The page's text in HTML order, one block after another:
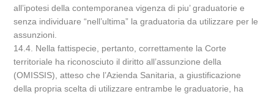
all’ipotesi della contemporanea vigenza di piu’ graduatorie e
senza individuare “nell’ultima” la graduatoria da utilizzare per le
assunzioni.
14.4. Nella fattispecie, pertanto, correttamente la Corte
territoriale ha riconosciuto il diritto all’assunzione della
(OMISSIS), atteso che l’Azienda Sanitaria, a giustificazione
della propria scelta di utilizzare entrambe le graduatorie, ha